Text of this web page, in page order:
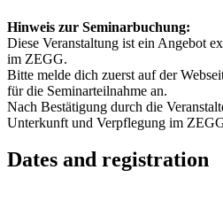
Hinweis zur Seminarbuchung:
Diese Veranstaltung ist ein Angebot
im ZEGG.
Bitte melde dich zuerst auf der
für die Seminarteilnahme an.
Nach Bestätigung durch die
Unterkunft und Verpflegung im
Dates and registration